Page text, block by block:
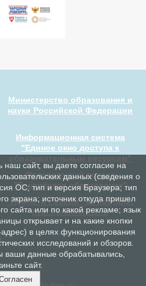
Министерство образования и
науки Российской Федерации
Информационная система
"Единое окно доступа к
образовательным ресурсам"
Федеральный портал
"Российское образование"
"Новости России" на портале:
http://kremlinrus.ru
наш сайт, вы даете согласие на
данных (сведения о
ОС; тип и версия Браузера; тип
экрана; источник откуда пришел
сайта или по какой рекламе; язык
открывает и на какие кнопки
в целях функционирования
исследований и обзоров.
ваши данные обрабатывались,
сайт.